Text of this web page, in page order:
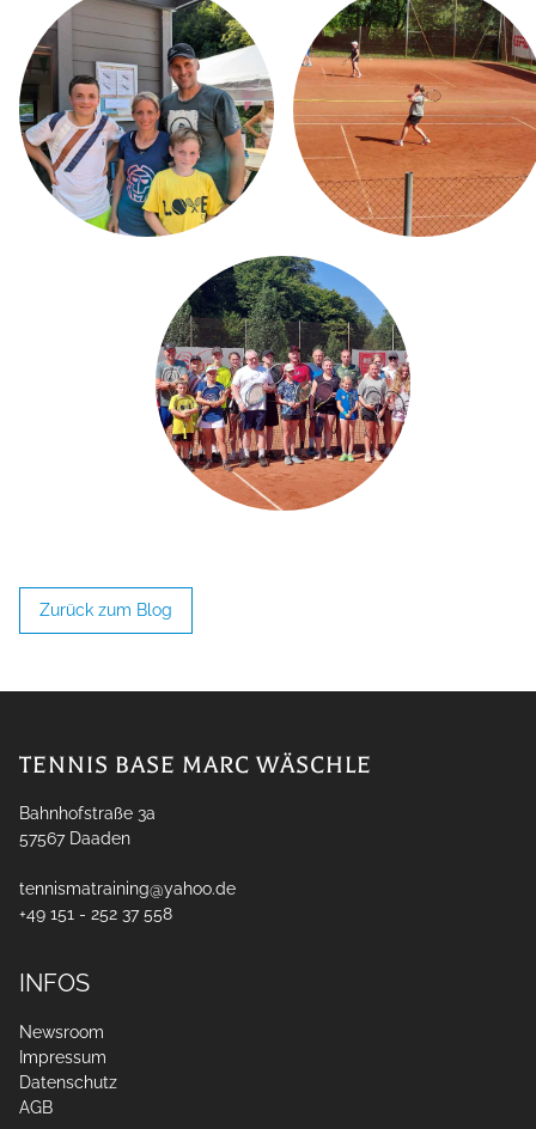
Zurück zum Blog
TENNIS BASE MARC WÄSCHLE
Bahnhofstraße 3a
57567 Daaden
tennismatraining@yahoo.de
+49 151 - 252 37 558
INFOS
Newsroom
Impressum
Datenschutz
AGB